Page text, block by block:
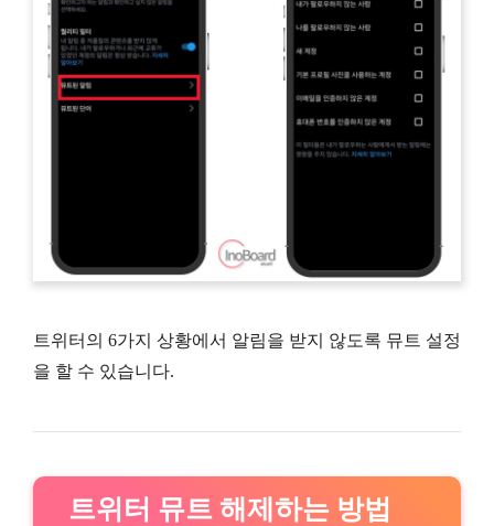
트위터의 6가지 상황에서 알림을 받지 않도록 뮤트 설정
을 할 수 있습니다.
트위터 뮤트 해제하는 방법